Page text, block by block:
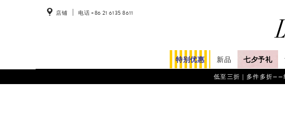
店铺 电话 +86 21 6135 8611
特别优惠 新品 七夕予礼
低至三折｜多件多折——